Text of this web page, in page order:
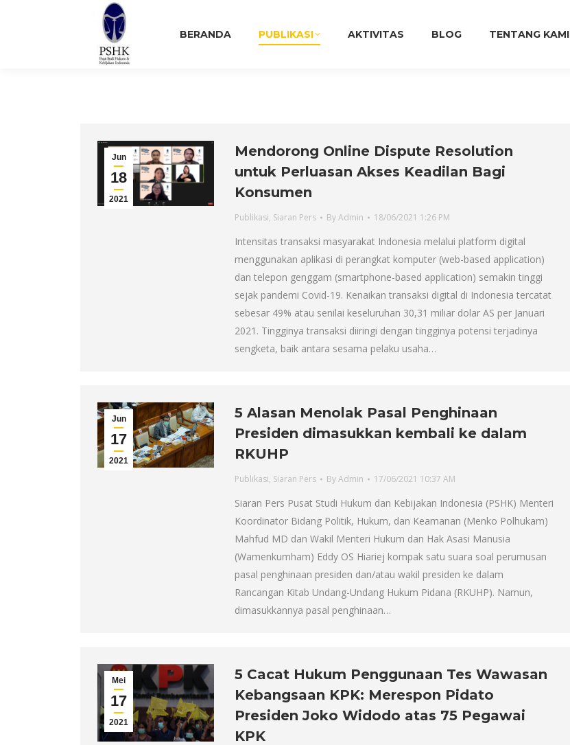
BERANDA PUBLIKASI AKTIVITAS BLOG TENTANG KAMI
Jun
18
2021
Mendorong Online Dispute Resolution
untuk Perluasan Akses Keadilan Bagi
Konsumen
Publikasi, Siaran Pers ByAdmin 18/06/2021 1:26 PM
Intensitas transaksi masyarakat Indonesia melalui platform digital
menggunakan aplikasi di perangkat komputer (web-based application)
dan telepon genggam (smartphone-based application) semakin tinggi
sejak pandemi Covid-19. Kenaikan transaksi digital di Indonesia tercatat
sebesar 49% atau senilai keseluruhan 30,31 miliar dolar AS per Januari
2021. Tingginya transaksi diiringi dengan tingginya potensi terjadinya
sengketa, baik antara sesama pelaku usaha…
Jun
17
2021
5 Alasan Menolak Pasal Penghinaan
Presiden dimasukkan kembali ke dalam
RKUHP
Publikasi, Siaran Pers ByAdmin 17/06/2021 10:37 AM
Siaran Pers Pusat Studi Hukum dan Kebijakan Indonesia (PSHK) Menteri
Koordinator Bidang Politik, Hukum, dan Keamanan (Menko Polhukam)
Mahfud MD dan Wakil Menteri Hukum dan Hak Asasi Manusia
(Wamenkumham) Eddy OS Hiariej kompak satu suara soal perumusan
pasal penghinaan presiden dan/atau wakil presiden ke dalam
Rancangan Kitab Undang-Undang Hukum Pidana (RKUHP). Namun,
dimasukkannya pasal penghinaan…
Mei
17
2021
5 Cacat Hukum Penggunaan Tes Wawasan
Kebangsaan KPK: Merespon Pidato
Presiden Joko Widodo atas 75 Pegawai
KPK